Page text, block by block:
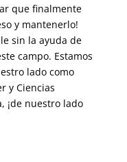
que finalmente
y mantenerlo!
sin la ayuda de
campo. Estamos
lado como
y Ciencias
¡de nuestro lado